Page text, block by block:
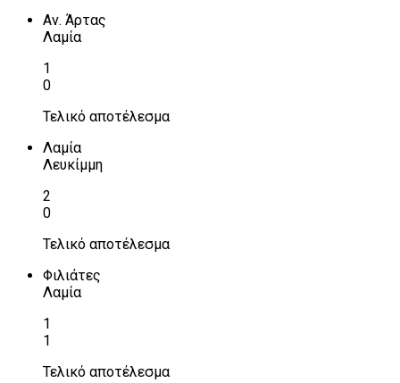
Αν. Άρτας
Λαμία
1
0
Τελικό αποτέλεσμα
Λαμία
Λευκίμμη
2
0
Τελικό αποτέλεσμα
Φιλιάτες
Λαμία
1
1
Τελικό αποτέλεσμα